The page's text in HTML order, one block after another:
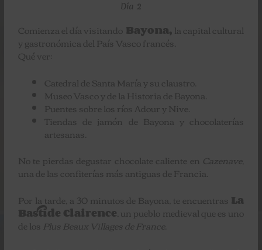
Día 2
Comienza el día visitando Bayona,la capital cultural
y gastronómica del País Vasco francés.
Qué ver:
Catedral de Santa María y su claustro.
Museo Vasco y de la Historia de Bayona.
Puentes sobre los ríos Adour y Nive.
Tiendas de jamón de Bayona y chocolaterías
artesanas.
No te pierdas degustar chocolate caliente en Cazenave
una de las confiterías más antiguas de Francia.
Por la tarde, a 30 minutos de Bayona, te encuentras La
Bastide Clairence , un pueblo medieval que es uno
de los Plus Beaux Villages de France